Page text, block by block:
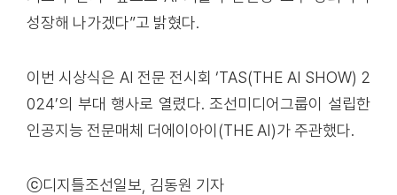
성장해 나가겠다”고 밝혔다.
이번 시상식은 AI 전문 전시회 ‘TAS(THE AI SHOW) 2
024’의 부대 행사로 열렸다. 조선미디어그룹이 설립한
인공지능 전문매체 더에이아이(THE AI)가 주관했다.
ⓒ디지틀조선일보, 김동원 기자